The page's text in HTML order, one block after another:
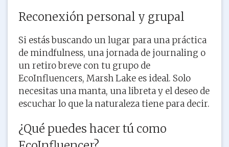
Reconexión personal y grupal
Si estás buscando un lugar para una práctica
de mindfulness, una jornada de journaling o
un retiro breve con tu grupo de
EcoInfluencers, Marsh Lake es ideal. Solo
necesitas una manta, una libreta y el deseo de
escuchar lo que la naturaleza tiene para decir.
¿Qué puedes hacer tú como